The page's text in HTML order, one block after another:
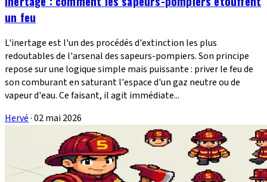
un feu
L'inertage est l'un des procédés d'extinction les plus
redoutables de l'arsenal des sapeurs-pompiers. Son principe
repose sur une logique simple mais puissante : priver le feu de
son comburant en saturant l'espace d'un gaz neutre ou de
vapeur d'eau. Ce faisant, il agit immédiate...
Hervé·02 mai 2026